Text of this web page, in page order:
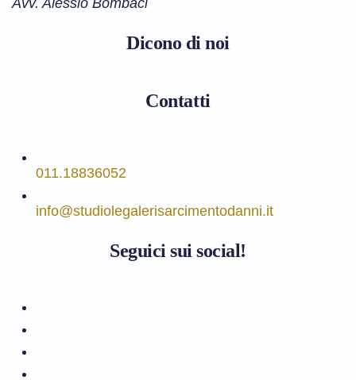
Avv. Alessio Bombaci
Dicono di noi
Contatti
011.18836052
info@studiolegalerisarcimentodanni.it
Seguici sui social!